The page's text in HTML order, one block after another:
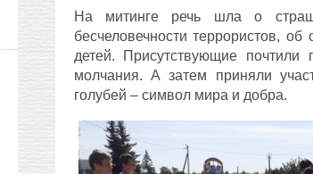
На митинге речь шла о
бесчеловечности террористов,
детей. Присутствующие почтили
молчания. А затем приняли
голубей – символ мира и добра.